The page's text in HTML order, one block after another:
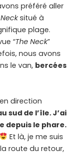
préféré aller
situé à
plage.
“The Neck”
nous avons
le van, bercées
direction
sud de l’île. J’ai
depuis le phare.
Et là, je me suis
la route du retour,